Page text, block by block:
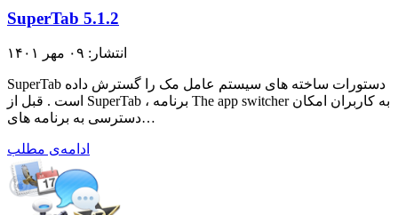
SuperTab 5.1.2
انتشار: ۰۹ مهر ۱۴۰۱
SuperTab دستورات ساخته های سیستم عامل مک را گسترش داده
است . قبل از SuperTab ، برنامه The app switcher به کاربران امکان
دسترسی به برنامه های…
ادامه‌ی مطلب